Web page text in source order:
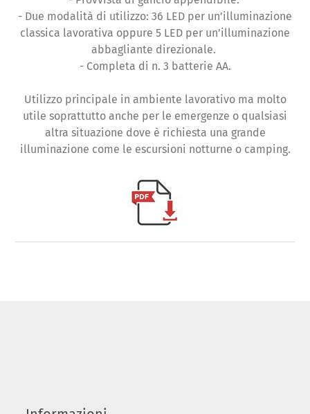
- Due modalità di utilizzo: 36 LED per un’illuminazione
classica lavorativa oppure 5 LED per un’illuminazione
abbagliante direzionale.
- Completa di n. 3 batterie AA.
Utilizzo principale in ambiente lavorativo ma molto
utile soprattutto anche per le emergenze o qualsiasi
altra situazione dove è richiesta una grande
illuminazione come le escursioni notturne o camping.